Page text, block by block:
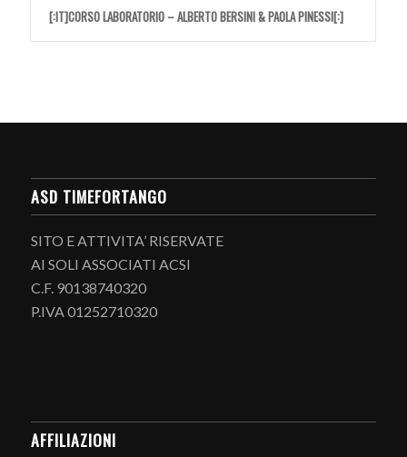
[:IT]CORSO LABORATORIO – ALBERTO BERSINI & PAOLA PINESSI[:]
ASD TIMEFORTANGO
SITO E ATTIVITA’ RISERVATE
AI SOLI ASSOCIATI ACSI
C.F. 90138740320
P.IVA 01252710320
AFFILIAZIONI